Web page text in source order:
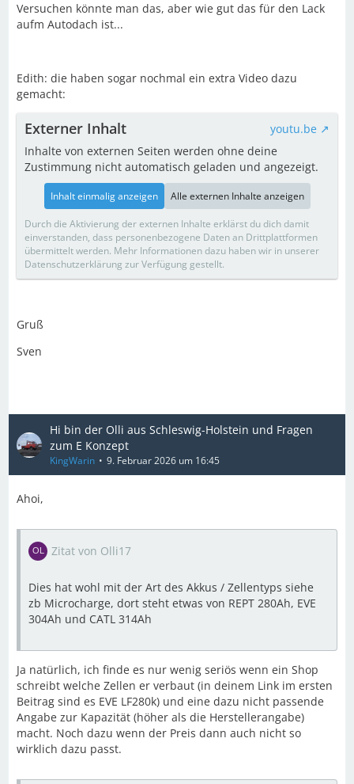
Versuchen könnte man das, aber wie gut das für den Lack
aufm Autodach ist...
Edith: die haben sogar nochmal ein extra Video dazu
gemacht:
Externer Inhalt
youtu.be
Inhalte von externen Seiten werden ohne deine
Zustimmung nicht automatisch geladen und angezeigt.
Inhalt einmalig anzeigen Alle externen Inhalte anzeigen
Durch die Aktivierung der externen Inhalte erklärst du dich damit
einverstanden, dass personenbezogene Daten an Drittplattformen
übermittelt werden. Mehr Informationen dazu haben wir in unserer
Datenschutzerklärung zur Verfügung gestellt.
Gruß
Sven
Hi bin der Olli aus Schleswig-Holstein und Fragen
zum E Konzept
KingWarin 9. Februar 2026 um 16:45
Ahoi,
Zitat von Olli17
Dies hat wohl mit der Art des Akkus / Zellentyps siehe
zb Microcharge, dort steht etwas von REPT 280Ah, EVE
304Ah und CATL 314Ah
Ja natürlich, ich finde es nur wenig seriös wenn ein Shop
schreibt welche Zellen er verbaut (in deinem Link im ersten
Beitrag sind es EVE LF280k) und eine dazu nicht passende
Angabe zur Kapazität (höher als die Herstellerangabe)
macht. Noch dazu wenn der Preis dann auch nicht so
wirklich dazu passt.